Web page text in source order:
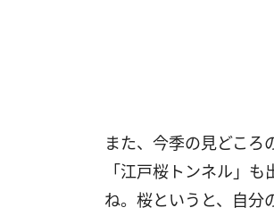
また、今季の⾒どころ
「江⼾桜トンネル」
ね。桜というと、⾃分